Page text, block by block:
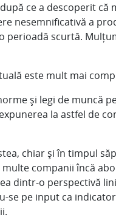
ce a descoperit că
nesemnificativă a
perioadă scurtă.
este mult mai
și legi de muncă
la astfel de
chiar și în timpul
multe companii încă
dintr-o perspectivă
se pe input ca